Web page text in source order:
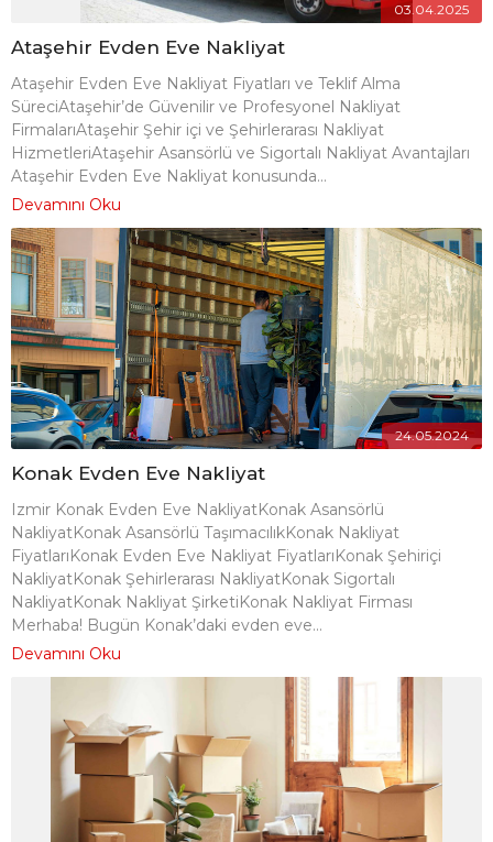
03.04.2025
Ataşehir Evden Eve Nakliyat
Ataşehir Evden Eve Nakliyat Fiyatları ve Teklif Alma
SüreciAtaşehir’de Güvenilir ve Profesyonel Nakliyat
FirmalarıAtaşehir Şehir içi ve Şehirlerarası Nakliyat
HizmetleriAtaşehir Asansörlü ve Sigortalı Nakliyat Avantajları
Ataşehir Evden Eve Nakliyat konusunda...
Devamını Oku
24.05.2024
Konak Evden Eve Nakliyat
Izmir Konak Evden Eve NakliyatKonak Asansörlü
NakliyatKonak Asansörlü TaşımacılıkKonak Nakliyat
FiyatlarıKonak Evden Eve Nakliyat FiyatlarıKonak Şehiriçi
NakliyatKonak Şehirlerarası NakliyatKonak Sigortalı
NakliyatKonak Nakliyat ŞirketiKonak Nakliyat Firması
Merhaba! Bugün Konak’daki evden eve...
Devamını Oku